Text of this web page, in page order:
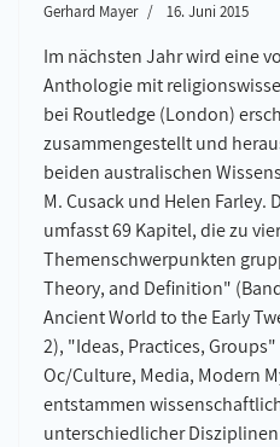
Gerhard Mayer 16. Juni 2015
Im nächsten Jahr wird eine
Anthologie mit
bei Routledge (London)
zusammengestellt und
beiden australischen
M. Cusack und Helen Farley.
umfasst 69 Kapitel, die zu vier
Themenschwerpunkten
Theory, and Definition"
Ancient World to the Early
2), "Ideas, Practices,
Oc/Culture, Media, Modern
entstammen
unterschiedlicher